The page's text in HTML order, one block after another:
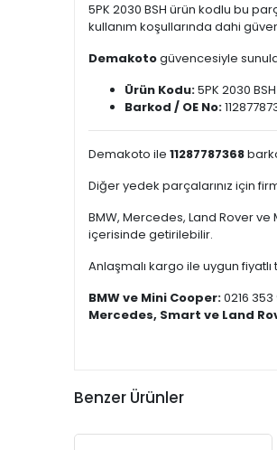
5PK 2030 BSH ürün kodlu bu
kullanım koşullarında dahi
Demakotogüvencesiyle
Ürün Kodu:5PK 2030 BSH
Barkod / OE No:
Demakoto ile 11287787368
Diğer yedek parçalarınız için
BMW, Mercedes, Land Rover
içerisinde getirilebilir.
Anlaşmalı kargo ile uygun
BMW ve Mini Cooper:0216
Mercedes, Smart ve Land
Benzer Ürünler